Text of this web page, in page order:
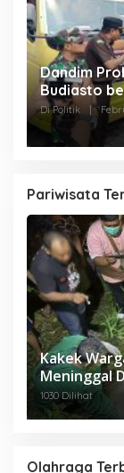
Dandim
Budiasto
Di Politik |
Pariwisata
Kakek
Meninggal
1030 Dilihat
Olahraga